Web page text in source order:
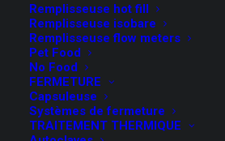
Remplisseuse hot fill
Remplisseuse isobare
Remplisseuse flow meters
Pet Food
No Food
FERMETURE
Capsuleuse
Systèmes de fermeture
TRAITEMENT THERMIQUE